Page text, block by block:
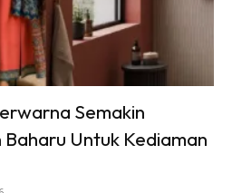
meletakkan cermin di
cermin telah diletakkan pada
menjimatkan ruang dan
lapang. Bijak kan?
Semakin
Untuk Kediaman